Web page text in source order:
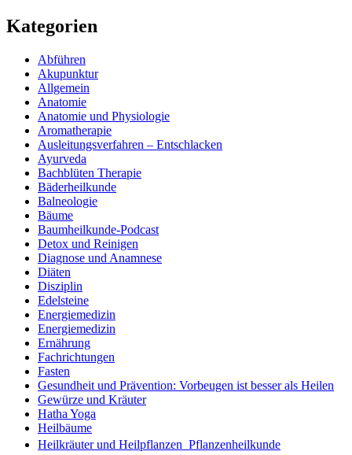
Kategorien
Abführen
Akupunktur
Allgemein
Anatomie
Anatomie und Physiologie
Aromatherapie
Ausleitungsverfahren – Entschlacken
Ayurveda
Bachblüten Therapie
Bäderheilkunde
Balneologie
Bäume
Baumheilkunde-Podcast
Detox und Reinigen
Diagnose und Anamnese
Diäten
Disziplin
Edelsteine
Energiemedizin
Energiemedizin
Ernährung
Fachrichtungen
Fasten
Gesundheit und Prävention: Vorbeugen ist besser als Heilen
Gewürze und Kräuter
Hatha Yoga
Heilbäume
Heilkräuter und Heilpflanzen  Pflanzenheilkunde